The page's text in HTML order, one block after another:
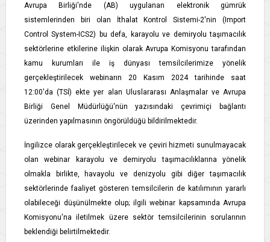
Avrupa Birliği'nde (AB) uygulanan elektronik gümrük
sistemlerinden biri olan İthalat Kontrol Sistemi-2'nin (Import
Control System-ICS2) bu defa, karayolu ve demiryolu taşımacılık
sektörlerine etkilerine ilişkin olarak Avrupa Komisyonu tarafından
kamu kurumları ile iş dünyası temsilcilerimize yönelik
gerçekleştirilecek webinarın 20 Kasım 2024 tarihinde saat
12:00'da (TSİ) ekte yer alan Uluslararası Anlaşmalar ve Avrupa
Birliği Genel Müdürlüğü'nün yazısındaki çevrimiçi bağlantı
üzerinden yapılmasının öngörüldüğü bildirilmektedir.
İngilizce olarak gerçekleştirilecek ve çeviri hizmeti sunulmayacak
olan webinar karayolu ve demiryolu taşımacılıklarına yönelik
olmakla birlikte, havayolu ve denizyolu gibi diğer taşımacılık
sektörlerinde faaliyet gösteren temsilcilerin de katılımının yararlı
olabileceği düşünülmekte olup; ilgili webinar kapsamında Avrupa
Komisyonu'na iletilmek üzere sektör temsilcilerinin sorularının
beklendiği belirtilmektedir.